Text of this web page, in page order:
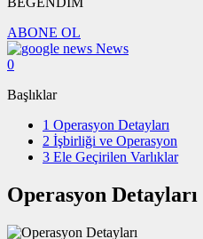
ABONE OL
News
0
Başlıklar
1 Operasyon Detayları
2 İşbirliği ve Operasyon
3 Ele Geçirilen Varlıklar
Operasyon Detayları